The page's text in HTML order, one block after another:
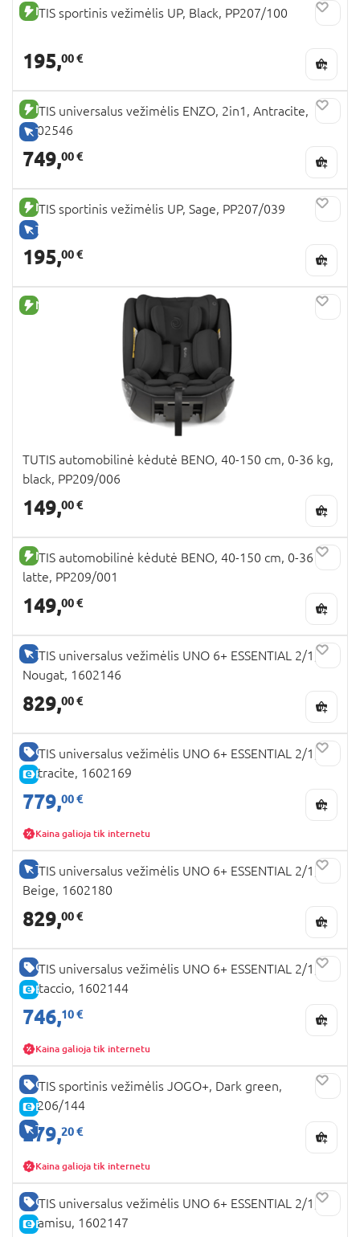
NAUJA PREKĖ
TUTIS sportinis vežimėlis UP, Black, PP207/100
195,00 €
NAUJA PREKĖ
TIK INTERNETU
TUTIS universalus vežimėlis ENZO, 2in1, Antracite,
1702546
749,00 €
NAUJA PREKĖ
TIK INTERNETU
TUTIS sportinis vežimėlis UP, Sage, PP207/039
195,00 €
NAUJA PREKĖ
TUTIS automobilinė kėdutė BENO, 40-150 cm, 0-36 kg,
black, PP209/006
149,00 €
NAUJA PREKĖ
TUTIS automobilinė kėdutė BENO, 40-150 cm, 0-36 kg,
latte, PP209/001
149,00 €
TIK INTERNETU
TUTIS universalus vežimėlis UNO 6+ ESSENTIAL 2/1,
Nougat, 1602146
829,00 €
GERA KAINA
E-KAINA
TUTIS universalus vežimėlis UNO 6+ ESSENTIAL 2/1,
Antracite, 1602169
779,00 €
Kaina galioja tik internetu
TIK INTERNETU
TUTIS universalus vežimėlis UNO 6+ ESSENTIAL 2/1,
Beige, 1602180
829,00 €
GERA KAINA
E-KAINA
TUTIS universalus vežimėlis UNO 6+ ESSENTIAL 2/1,
Pistaccio, 1602144
746,10 €
Kaina galioja tik internetu
GERA KAINA
E-KAINA
TIK INTERNETU
TUTIS sportinis vežimėlis JOGO+, Dark green,
PP206/144
279,20 €
Kaina galioja tik internetu
GERA KAINA
E-KAINA
TUTIS universalus vežimėlis UNO 6+ ESSENTIAL 2/1,
Tiramisu, 1602147